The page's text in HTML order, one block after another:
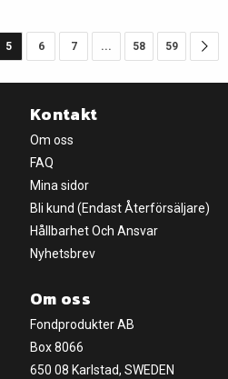
5 6 7 ... 58 59
Kontakt
Om oss
FAQ
Mina sidor
Bli kund (Endast Återförsäljare)
Hållbarhet Och Ansvar
Nyhetsbrev
Om oss
Fondprodukter AB
Box 8066
650 08 Karlstad, SWEDEN